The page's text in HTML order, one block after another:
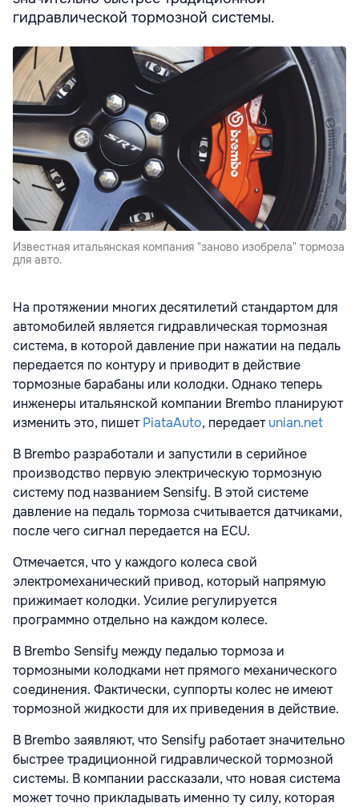
гидравлической тормозной системы.
Известная итальянская компания "заново изобрела" тормоза
для авто.
На протяжении многих десятилетий стандартом для
автомобилей является гидравлическая тормозная
система, в которой давление при нажатии на педаль
передается по контуру и приводит в действие
тормозные барабаны или колодки. Однако теперь
инженеры итальянской компании Brembo планируют
изменить это, пишетPiataAuto, передаетunian.net
В Brembo разработали и запустили в серийное
производство первую электрическую тормозную
систему под названием Sensify. В этой системе
давление на педаль тормоза считывается датчиками,
после чего сигнал передается на ECU.
Отмечается, что у каждого колеса свой
электромеханический привод, который напрямую
прижимает колодки. Усилие регулируется
программно отдельно на каждом колесе.
В Brembo Sensify между педалью тормоза и
тормозными колодками нет прямого механического
соединения. Фактически, суппорты колес не имеют
тормозной жидкости для их приведения в действие.
В Brembo заявляют, что Sensify работает значительно
быстрее традиционной гидравлической тормозной
системы. В компании рассказали, что новая система
может точно прикладывать именно ту силу, которая